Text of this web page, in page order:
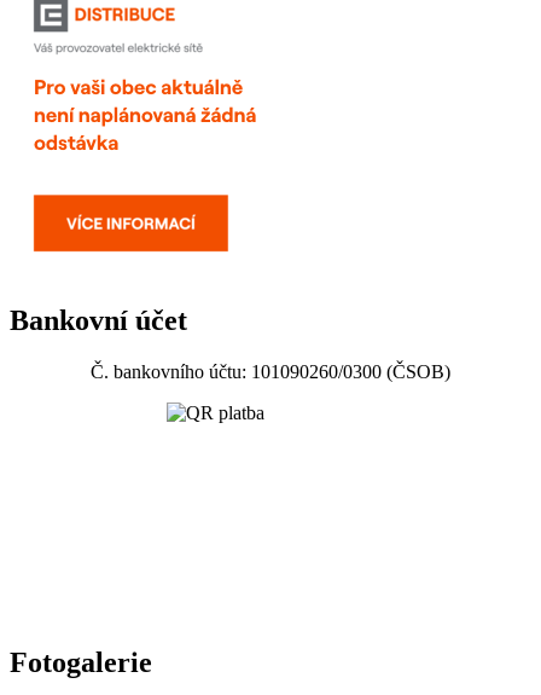
Bankovní účet
Č. bankovního účtu: 101090260/0300 (ČSOB)
Fotogalerie